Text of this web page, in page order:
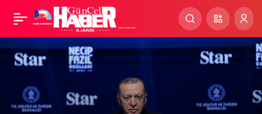
Yeni Sigorta Sistemi
Geliyor
Paylaş